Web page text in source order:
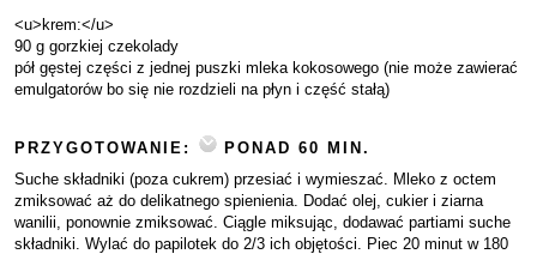
<u>krem:</u>
90 g gorzkiej czekolady
pół gęstej części z jednej puszki mleka kokosowego (nie może zawierać
emulgatorów bo się nie rozdzieli na płyn i część stałą)
PRZYGOTOWANIE:
PONAD 60 MIN.
Suche składniki (poza cukrem) przesiać i wymieszać. Mleko z octem
zmiksować aż do delikatnego spienienia. Dodać olej, cukier i ziarna
wanilii, ponownie zmiksować. Ciągle miksując, dodawać partiami suche
składniki. Wylać do papilotek do 2/3 ich objętości. Piec 20 minut w 180